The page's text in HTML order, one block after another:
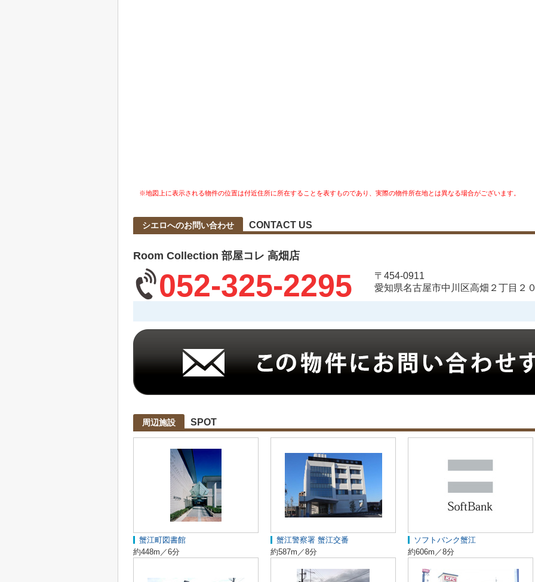
※地図上に表示される物件の位置は付近住所に所在することを表すものであり、実際の物件所在地とは異なる場合がございます。
シエロへのお問い合わせ CONTACT US
Room Collection 部屋コレ 高畑店
052-325-2295
〒454-0911
愛知県名古屋市中川区高畑２丁目２
周辺施設 SPOT
蟹江町図書館
約448m／6分
蟹江警察署 蟹江交番
約587m／8分
ソフトバンク蟹江
約606m／8分